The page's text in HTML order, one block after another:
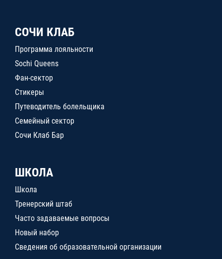
СОЧИ КЛАБ
Программа лояльности
Sochi Queens
Фан-сектор
Стикеры
Путеводитель болельщика
Семейный сектор
Сочи Клаб Бар
ШКОЛА
Школа
Тренерский штаб
Часто задаваемые вопросы
Новый набор
Сведения об образовательной организации